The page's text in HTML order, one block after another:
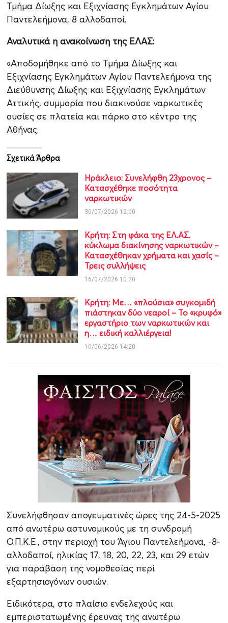
Τμήμα Δίωξης και Εξιχνίασης Εγκλημάτων Αγίου
Παντελεήμονα, 8 αλλοδαποί.
Αναλυτικά η ανακοίνωση της ΕΛΑΣ:
«Αποδομήθηκε από το Τμήμα Δίωξης και
Εξιχνίασης Εγκλημάτων Αγίου Παντελεήμονα της
Διεύθυνσης Δίωξης και Εξιχνίασης Εγκλημάτων
Αττικής, συμμορία που διακινούσε ναρκωτικές
ουσίες σε πλατεία και πάρκο στο κέντρο της
Αθήνας.
Σχετικά Άρθρα
Ηράκλειο: Συνελήφθη 23χρονος –
Κατασχέθηκε ποσότητα
ναρκωτικών
30/07/2026 12:00
Κρήτη: Στη φάκα της ΕΛ.ΑΣ.
κύκλωμα διακίνησης ναρκωτικών –
Κατασχέθηκαν χρήματα και χασίς –
Τρεις συλλήψεις
16/07/2026 10:20
Κρήτη: Με… «πλούσια» συγκομιδή
πιάστηκαν δύο νεαροί – Το «κρυφό»
εργαστήριο των ναρκωτικών και
η… ειδική καλλιέργεια!
10/06/2026 14:20
Συνελήφθησαν απογευματινές ώρες της 24-5-2025
από ανωτέρω αστυνομικούς με τη συνδρομή
Ο.Π.Κ.Ε., στην περιοχή του Άγιου Παντελεήμονα, -8-
αλλοδαποί, ηλικίας 17, 18, 20, 22, 23, και 29 ετών
για παράβαση της νομοθεσίας περί
εξαρτησιογόνων ουσιών.
Ειδικότερα, στο πλαίσιο ενδελεχούς και
εμπεριστατωμένης έρευνας της ανωτέρω